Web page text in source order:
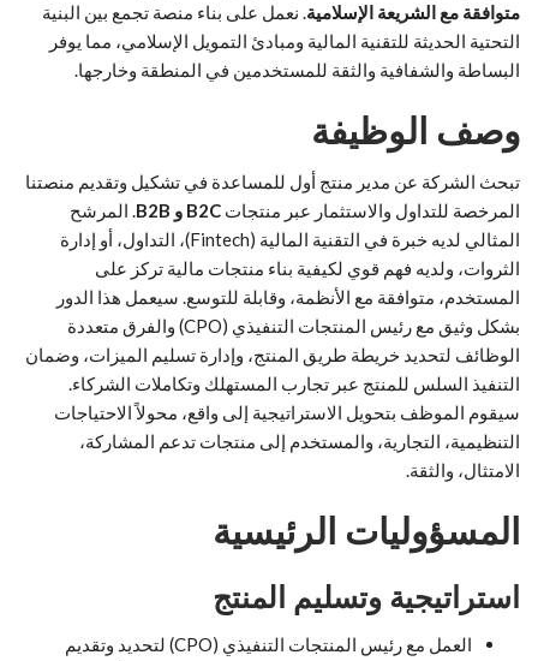
متوافقة مع الشريعة الإسلامية. نعمل على بناء منصة تجمع بين البنية
التحتية الحديثة للتقنية المالية ومبادئ التمويل الإسلامي، مما يوفر
البساطة والشفافية والثقة للمستخدمين في المنطقة وخارجها.
وصف الوظيفة
تبحث الشركة عن مدير منتج أول للمساعدة في تشكيل وتقديم منصتنا
المرخصة للتداول والاستثمار عبر منتجات B2C و B2B
. المرشح
المثالي لديه خبرة في التقنية المالية (Fintech)، التداول، أو إدارة
الثروات، ولديه فهم قوي لكيفية بناء منتجات مالية تركز على
المستخدم، متوافقة مع الأنظمة، وقابلة للتوسع. سيعمل هذا الدور
بشكل وثيق مع رئيس المنتجات التنفيذي (CPO) والفرق متعددة
الوظائف لتحديد خريطة طريق المنتج، وإدارة تسليم الميزات، وضمان
التنفيذ السلس للمنتج عبر تجارب المستهلك وتكاملات الشركاء.
سيقوم الموظف بتحويل الاستراتيجية إلى واقع، محولاً الاحتياجات
التنظيمية، التجارية، والمستخدم إلى منتجات تدعم المشاركة،
الامتثال، والثقة.
المسؤوليات الرئيسية
استراتيجية وتسليم المنتج
العمل مع رئيس المنتجات التنفيذي (CPO) لتحديد وتقديم